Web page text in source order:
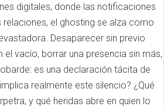
digitales, donde las notificaciones
relaciones, el ghosting se alza como
Desaparecer sin previo
el vacío, borrar una presencia sin más,
es una declaración tácita de
realmente este silencio? ¿Qué
y qué heridas abre en quien lo